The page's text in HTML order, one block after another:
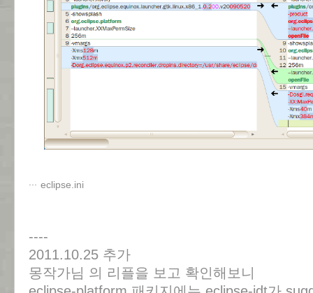
eclipse.ini
----
2011.10.25 추가
몽작가님 의 리플을 보고 확인해보니